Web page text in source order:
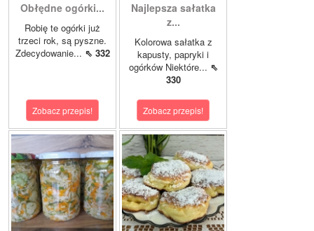
Obłędne ogórki...
Robię te ogórki już
trzeci rok, są pyszne.
Zdecydowanie... ⇖ 332
Zobacz przepis!
Najlepsza sałatka
z...
Kolorowa sałatka z
kapusty, papryki i
ogórków Niektóre... ⇖
330
Zobacz przepis!